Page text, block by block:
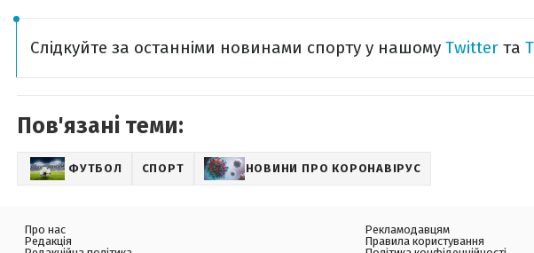
Слідкуйте за останніми новинами спорту у нашому Twitter та
Пов'язані теми:
ФУТБОЛ СПОРТ НОВИНИ ПРО КОРОНАВІРУС
Про нас
Редакція
Рекламодавцям
Правила користування